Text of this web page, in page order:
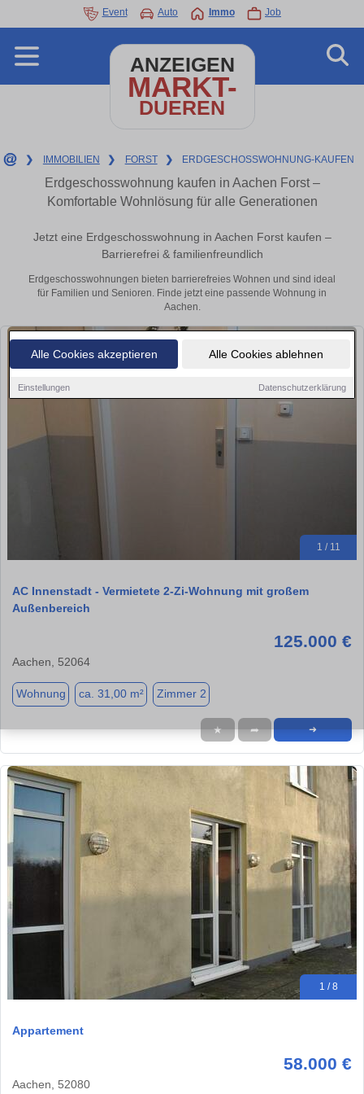
Alle Cookies akzeptieren Alle Cookies ablehnen
Einstellungen Datenschutzerklärung
Event Auto Immo Job
ANZEIGEN
MARKT-
DUEREN
❯ IMMOBILIEN ❯ FORST ❯ ERDGESCHOSSWOHNUNG-KAUFEN
Erdgeschosswohnung kaufen in Aachen Forst –
Komfortable Wohnlösung für alle Generationen
Jetzt eine Erdgeschosswohnung in Aachen Forst kaufen –
Barrierefrei & familienfreundlich
Erdgeschosswohnungen bieten barrierefreies Wohnen und sind ideal
für Familien und Senioren. Finde jetzt eine passende Wohnung in
Aachen.
1 / 11
AC Innenstadt - Vermietete 2-Zi-Wohnung mit großem
Außenbereich
125.000 €
Aachen, 52064
Wohnung ca. 31,00 m² Zimmer 2
★ ➦ ➜
1 / 8
Appartement
58.000 €
Aachen, 52080